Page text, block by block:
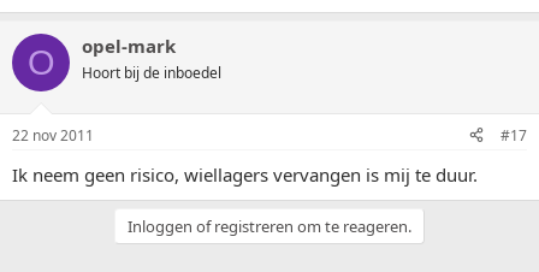
O opel-mark
Hoort bij de inboedel
22 nov 2011 #17
Ik neem geen risico, wiellagers vervangen is mij te duur.
Inloggen of registreren om te reageren.